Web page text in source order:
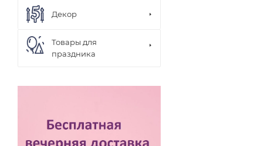
Декор
Товары для
праздника